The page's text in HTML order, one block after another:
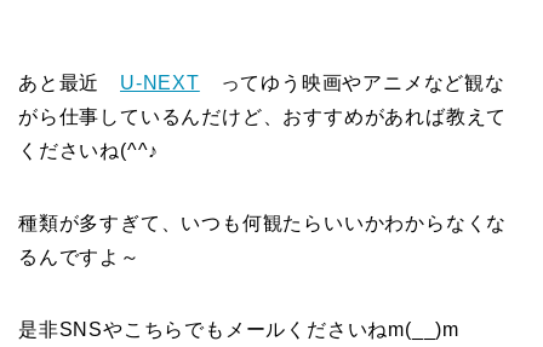
あと最近 U-NEXT ってゆう映画やアニメなど観な
がら仕事しているんだけど、おすすめがあれば教えて
くださいね(^^♪
種類が多すぎて、いつも何観たらいいかわからなくな
るんですよ～
是非SNSやこちらでもメールくださいねm(__)m